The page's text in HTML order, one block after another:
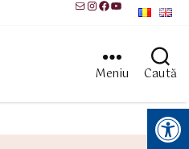
MailInstagram
Facebook
YouTube
Meniu Caută
Instrumente pentru accesibilitate